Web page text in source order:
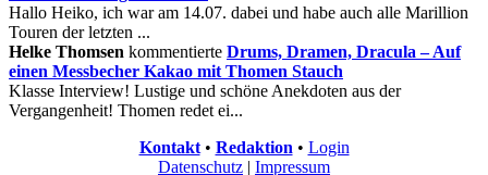
Hallo Heiko, ich war am 14.07. dabei und habe auch alle Marillion
Touren der letzten ...
Helke Thomsen kommentierte Drums, Dramen, Dracula – Auf
einen Messbecher Kakao mit Thomen Stauch
Klasse Interview! Lustige und schöne Anekdoten aus der
Vergangenheit! Thomen redet ei...
Kontakt• Redaktion • Login
Datenschutz | Impressum